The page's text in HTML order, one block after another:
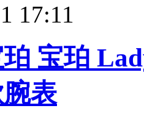
17:11
宝珀
表